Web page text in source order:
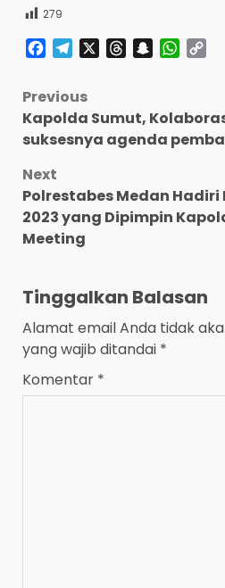
279
Facebook
TelegramThreadsSnapchat
Post
navigation
Previous
Kapolda Sumut,
suksesnya agenda
Next
Polrestabes Medan Hadiri
2023 yang Dipimpin
Meeting
Tinggalkan Balasan
Alamat email Anda tidak
yang wajib ditandai *
Komentar *